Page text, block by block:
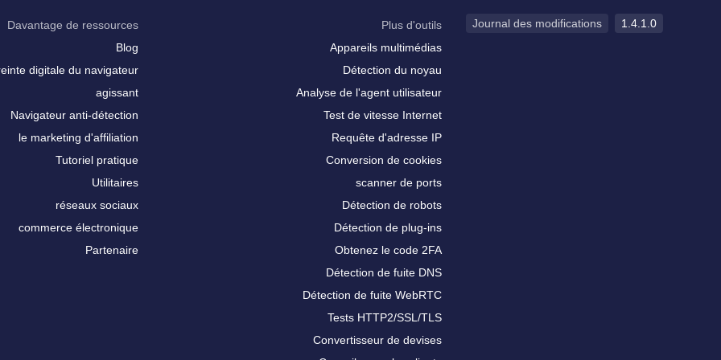
Davantage de ressources
Blog
digitale du navigateur
agissant
Navigateur anti-détection
le marketing d'affiliation
Tutoriel pratique
Utilitaires
réseaux sociaux
commerce électronique
Partenaire
Plus d'outils
Appareils multimédias
Détection du noyau
Analyse de l'agent utilisateur
Test de vitesse Internet
Requête d'adresse IP
Conversion de cookies
scanner de ports
Détection de robots
Détection de plug-ins
Obtenez le code 2FA
Détection de fuite DNS
Détection de fuite WebRTC
Tests HTTP2/SSL/TLS
Convertisseur de devises
Journal des modifications 1.4.1.0